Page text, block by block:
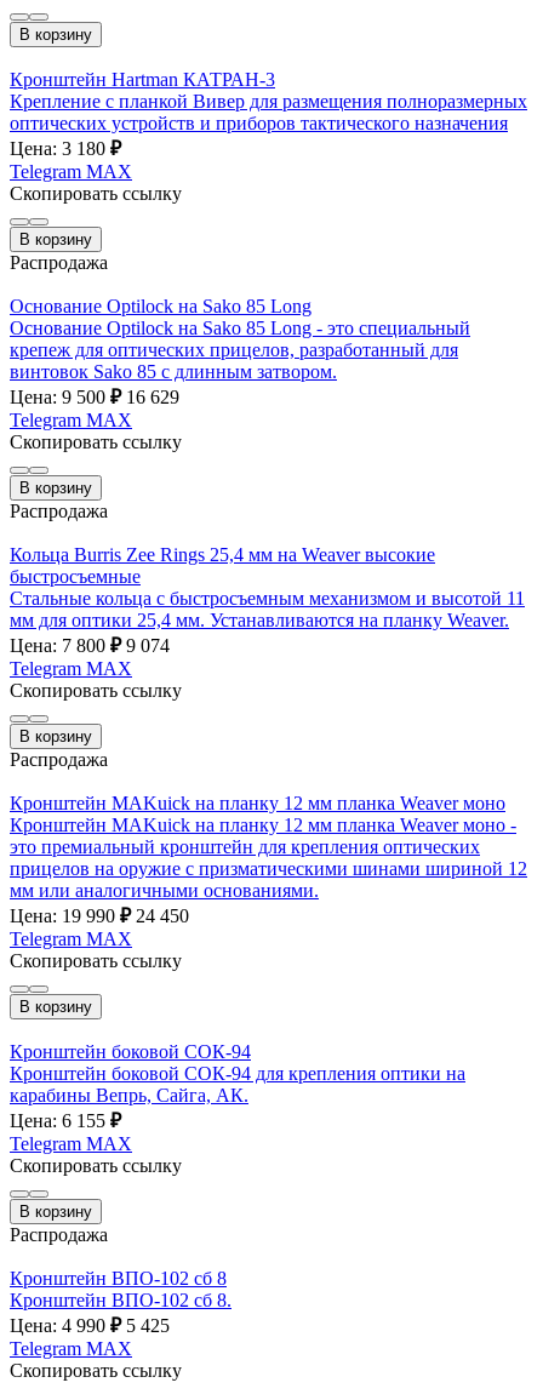
В корзину
Кронштейн Hartman КАТРАН-3
Крепление с планкой Вивер для размещения полноразмерных
оптических устройств и приборов тактического назначения
Цена: 3 180 ₽
Telegram MAX
Скопировать ссылку
В корзину
Распродажа
Основание Optilock на Sako 85 Long
Основание Optilock на Sako 85 Long - это специальный
крепеж для оптических прицелов, разработанный для
винтовок Sako 85 с длинным затвором.
Цена: 9 500 ₽ 16 629
Telegram MAX
Скопировать ссылку
В корзину
Распродажа
Кольца Burris Zee Rings 25,4 мм на Weaver высокие
быстросъемные
Стальные кольца с быстросъемным механизмом и высотой 11
мм для оптики 25,4 мм. Устанавливаются на планку Weaver.
Цена: 7 800 ₽ 9 074
Telegram MAX
Скопировать ссылку
В корзину
Распродажа
Кронштейн MAKuick на планку 12 мм планка Weaver моно
Кронштейн MAKuick на планку 12 мм планка Weaver моно -
это премиальный кронштейн для крепления оптических
прицелов на оружие с призматическими шинами шириной 12
мм или аналогичными основаниями.
Цена: 19 990 ₽ 24 450
Telegram MAX
Скопировать ссылку
В корзину
Кронштейн боковой СОК-94
Кронштейн боковой СОК-94 для крепления оптики на
карабины Вепрь, Сайга, АК.
Цена: 6 155 ₽
Telegram MAX
Скопировать ссылку
В корзину
Распродажа
Кронштейн ВПО-102 сб 8
Кронштейн ВПО-102 сб 8.
Цена: 4 990 ₽ 5 425
Telegram MAX
Скопировать ссылку